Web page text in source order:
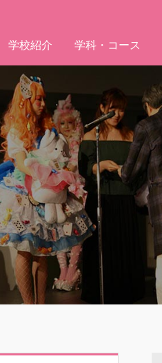
学校紹介 学科・コース